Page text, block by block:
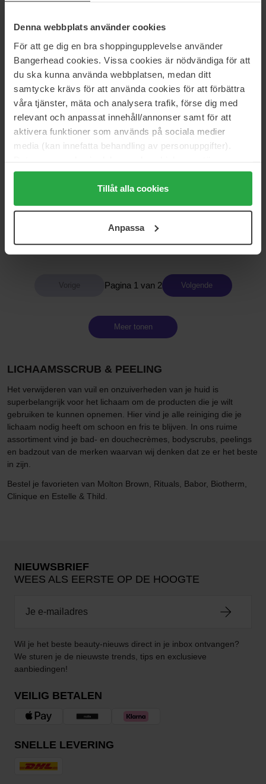
Denna webbplats använder cookies
För att ge dig en bra shoppingupplevelse använder
Bangerhead cookies. Vissa cookies är nödvändiga för att
du ska kunna använda webbplatsen, medan ditt
samtycke krävs för att använda cookies för att förbättra
våra tjänster, mäta och analysera trafik, förse dig med
relevant och anpassat innehåll/annonser samt för att
aktivera funktioner som används på sociala medier
media (kan innefatta behandling av personuppgifter).
Genom att trycka på "Tillåt alla cookies" accepterar du
alla cookies, medan du under "Detaljer" kan anpassa
användningen av cookies. Du kan när som helst återkalla
samt vår Integritetspolicy.
Tillåt alla cookies
Anpassa
Clinique
Sparkle Skin
200 ml
48 € Niet op voorraad
FOREO
LUNA™ 4 body
1 pcs
153 €
Hyper Glow Body Scrub
150 ml
Almond Exfoliating
Shower Gel250 ml
Almond Polishing Paste Shea Butter
Pagina 1 van 2 Volgende
Meer tonen
LICHAAMSSCRUB & PEELING
Het verwijderen van vuil en onzuiverheden van je huid is
superbelangrijk voor het lichaam om de producten die je wilt
gebruiken te kunnen opnemen. Hier vind je alle reiniging die je
lichaam nodig heeft om schoon en fris te blijven. In ons ruime
assortiment vind je bad- en douchecrèmes, bodyscrubs, peelings
en badzout van de merken waarvan wij denken dat ze er het beste
in zijn.
Bestel je favorieten van Molton Brown, Rituals, Babor, Biotherm,
Clinique en Estelle & Thild.
NIEUWSBRIEF
WEES ALS EERSTE OP DE HOOGTE
Wil je het beste beauty-nieuws direct in je inbox ontvangen?
We sturen je de nieuwste trends, tips en exclusieve
aanbiedingen!
VEILIG BETALEN
SNELLE LEVERING